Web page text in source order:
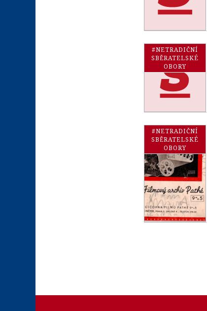
#NETRADIČNÍ
SBĚRATELSKÉ
OBORY
#NETRADIČNÍ
SBĚRATELSKÉ
OBORY